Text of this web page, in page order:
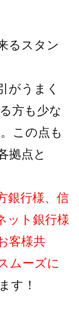
るスタン
がうまく
方も少な
この点も
拠点と
銀行様、信
ット銀行様
客様共
ムーズに
す！